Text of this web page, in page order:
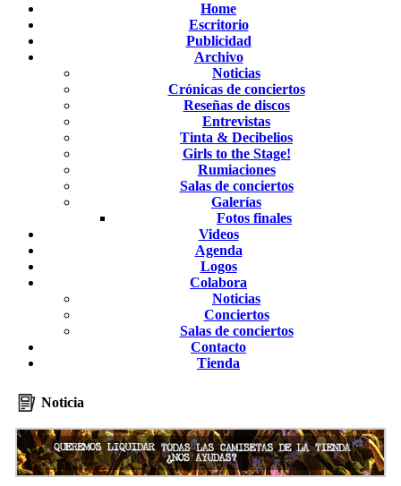
Home
Escritorio
Publicidad
Archivo
Noticias
Crónicas de conciertos
Reseñas de discos
Entrevistas
Tinta & Decibelios
Girls to the Stage!
Rumiaciones
Salas de conciertos
Galerías
Fotos finales
Videos
Agenda
Logos
Colabora
Noticias
Conciertos
Salas de conciertos
Contacto
Tienda
Noticia